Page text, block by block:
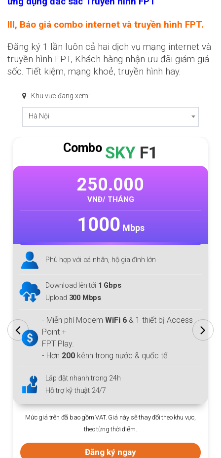
III, Báo giá combo internet và truyền hình FPT.
Đăng ký 1 lần luôn cả hai dịch vụ mạng internet và
truyền hình FPT, Khách hàng nhận ưu đãi giảm giá
sốc. Tiết kiệm, mạng khoẻ, truyền hình hay.
Khu vực đang xem:
Hà Nội
Combo SKY F1
250.000
VNĐ/ THÁNG
1000 Mbps
Phù hợp với cá nhân, hộ gia đình lớn
Download lên tới 1 Gbps
Upload 300 Mbps
- Miễn phí Modem WiFi 6 & 1 thiết bị Access
Point +
FPT Play.
- Hơn 200 kênh trong nước & quốc tế.
Lắp đặt nhanh trong 24h
Hỗ trợ kỹ thuật 24/7
Mức giá trên đã bao gồm VAT. Giá này sẽ thay đổi theo khu vực,
theo từng thời điểm.
Đăng ký ngay